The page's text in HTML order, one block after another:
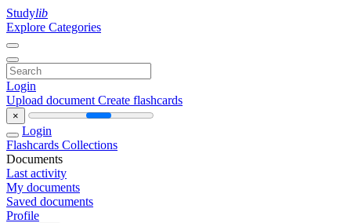
Studylib
Explore Categories
Login
Upload document Create flashcards
×
Login
Flashcards Collections
Documents
Last activity
My documents
Saved documents
Profile